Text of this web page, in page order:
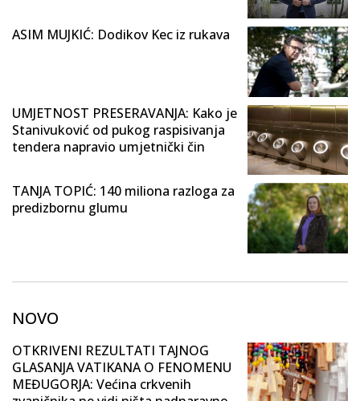
ASIM MUJKIĆ: Dodikov Kec iz rukava
UMJETNOST PRESERAVANJA: Kako je
Stanivuković od pukog raspisivanja
tendera napravio umjetnički čin
TANJA TOPIĆ: 140 miliona razloga za
predizbornu glumu
NOVO
OTKRIVENI REZULTATI TAJNOG
GLASANJA VATIKANA O FENOMENU
MEĐUGORJA: Većina crkvenih